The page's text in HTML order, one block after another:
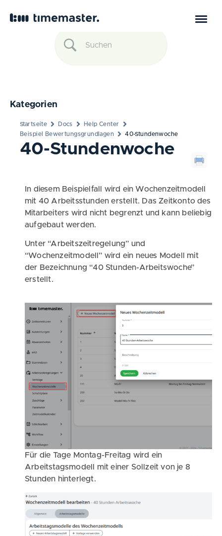
Kategorien
Startseite Docs
Help Center
Beispiel Bewertungsgrundlagen
40-Stundenwoche
40-Stundenwoche
In diesem Beispielfall wird ein Wochenzeitmodell
mit 40 Arbeitsstunden erstellt. Das Zeitkonto des
Mitarbeiters wird nicht begrenzt und kann beliebig
aufgebaut werden.
Unter “Arbeitszeitregelung” und
“Wochenzeitmodell” wird ein neues Modell mit
der Bezeichnung “40 Stunden-Arbeitswoche”
erstellt.
Für die Tage Montag-Freitag wird ein
Arbeitstagsmodell mit einer Sollzeit von je 8
Stunden hinterlegt.